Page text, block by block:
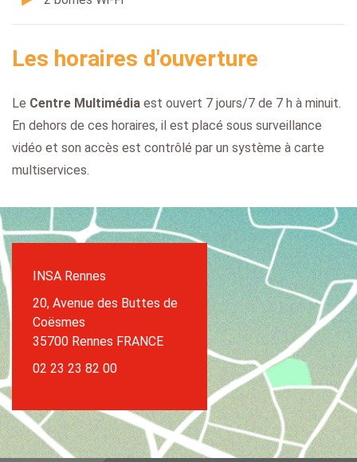
Les horaires d'ouverture
Le Centre Multimédia est ouvert 7 jours/7 de 7 h à minuit.
En dehors de ces horaires, il est placé sous surveillance
vidéo et son accès est contrôlé par un système à carte
multiservices.
INSA Rennes
20, Avenue des Buttes de
Coësmes
35700 Rennes FRANCE
02 23 23 82 00